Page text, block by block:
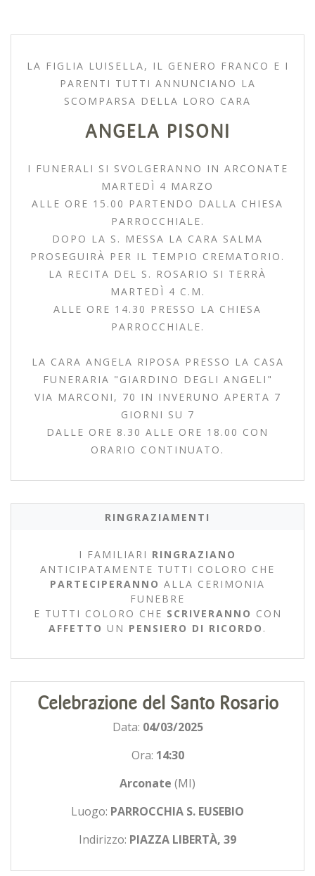
LA FIGLIA LUISELLA, IL GENERO FRANCO E I
PARENTI TUTTI ANNUNCIANO LA
SCOMPARSA DELLA LORO CARA
ANGELA PISONI
I FUNERALI SI SVOLGERANNO IN ARCONATE
MARTEDÌ 4 MARZO
ALLE ORE 15.00 PARTENDO DALLA CHIESA
PARROCCHIALE.
DOPO LA S. MESSA LA CARA SALMA
PROSEGUIRÀ PER IL TEMPIO CREMATORIO.
LA RECITA DEL S. ROSARIO SI TERRÀ
MARTEDÌ 4 C.M.
ALLE ORE 14.30 PRESSO LA CHIESA
PARROCCHIALE.
LA CARA ANGELA RIPOSA PRESSO LA CASA
FUNERARIA "GIARDINO DEGLI ANGELI"
VIA MARCONI, 70 IN INVERUNO APERTA 7
GIORNI SU 7
DALLE ORE 8.30 ALLE ORE 18.00 CON
ORARIO CONTINUATO.
RINGRAZIAMENTI
I FAMILIARI RINGRAZIANO
ANTICIPATAMENTE TUTTI COLORO CHE
PARTECIPERANNO ALLA CERIMONIA
FUNEBRE
E TUTTI COLORO CHE SCRIVERANNO CON
AFFETTO UN PENSIERO DI RICORDO .
Celebrazione del Santo Rosario
Data: 04/03/2025
Ora: 14:30
Arconate (MI)
Luogo: PARROCCHIA S. EUSEBIO
Indirizzo: PIAZZA LIBERTÀ, 39